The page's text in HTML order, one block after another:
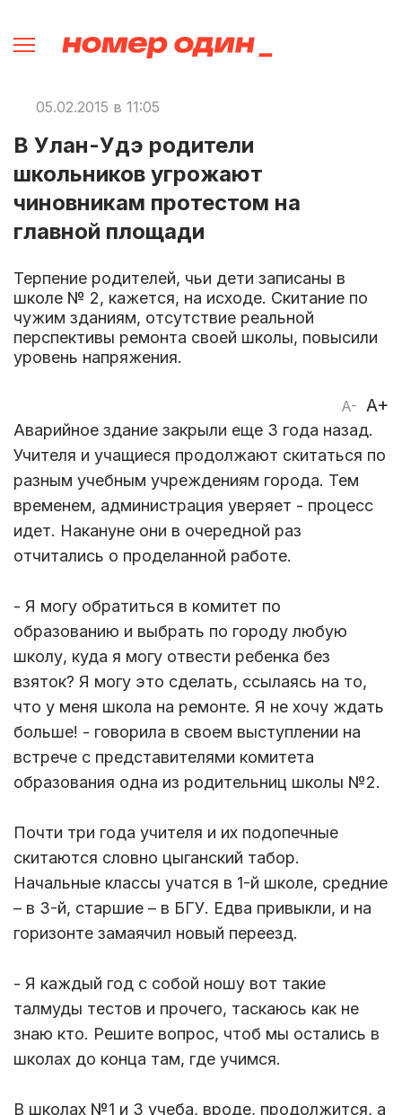
05.02.2015 в 11:05
В Улан-Удэ родители
школьников угрожают
чиновникам протестом на
главной площади
Терпение родителей, чьи дети записаны в
школе № 2, кажется, на исходе. Скитание по
чужим зданиям, отсутствие реальной
перспективы ремонта своей школы, повысили
уровень напряжения.
A- A+
Аварийное здание закрыли еще 3 года назад.
Учителя и учащиеся продолжают скитаться по
разным учебным учреждениям города. Тем
временем, администрация уверяет - процесс
идет. Накануне они в очередной раз
отчитались о проделанной работе.
- Я могу обратиться в комитет по
образованию и выбрать по городу любую
школу, куда я могу отвести ребенка без
взяток? Я могу это сделать, ссылаясь на то,
что у меня школа на ремонте. Я не хочу ждать
больше! - говорила в своем выступлении на
встрече с представителями комитета
образования одна из родительниц школы №2.
Почти три года учителя и их подопечные
скитаются словно цыганский табор.
Начальные классы учатся в 1-й школе, средние
– в 3-й, старшие – в БГУ. Едва привыкли, и на
горизонте замаячил новый переезд.
- Я каждый год с собой ношу вот такие
талмуды тестов и прочего, таскаюсь как не
знаю кто. Решите вопрос, чтоб мы остались в
школах до конца там, где учимся.
В школах №1 и 3 учеба, вроде, продолжится, а